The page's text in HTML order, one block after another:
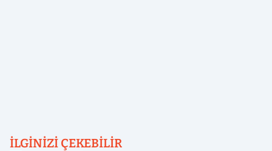
İLGINIZI ÇEKEBILIR